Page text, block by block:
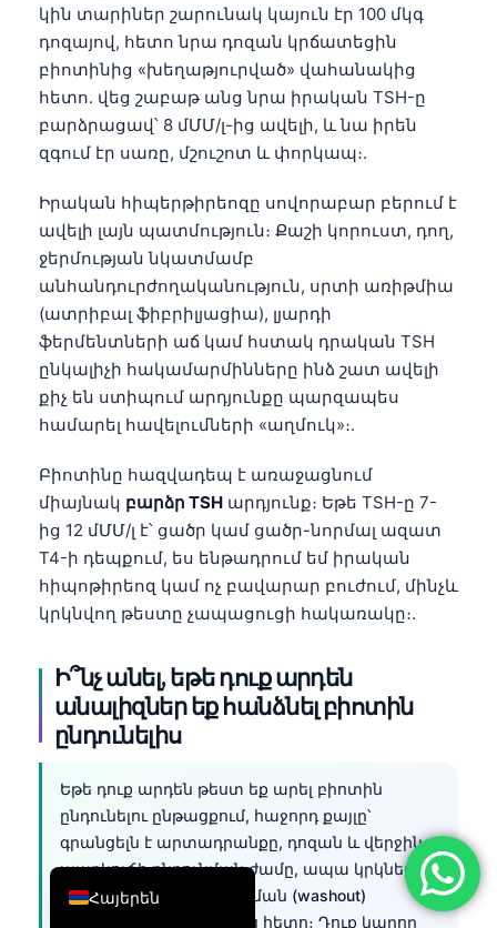
կին տարիներ շարունակ կայուն էր 100 մկգ
դոզայով, հետո նրա դոզան կրճատեցին
բիոտինից «խեղաթյուրված» վահանակից
հետո․ վեց շաբաթ անց նրա իրական TSH-ը
բարձրացավ՝ 8 մՄՄ/լ-ից ավելի, և նա իրեն
զգում էր սառը, մշուշոտ և փորկապ։.
Իրական հիպերթիրեոզը սովորաբար բերում է
ավելի լայն պատմություն։ Քաշի կորուստ, դող,
ջերմության նկատմամբ
անհանդուրժողականություն, սրտի առիթմիա
(ատրիբալ ֆիբրիլյացիա), լյարդի
ֆերմենտների աճ կամ հստակ դրական TSH
ընկալիչի հակամարմինները ինձ շատ ավելի
քիչ են ստիպում արդյունքը պարզապես
համարել հավելումների «աղմուկ»։.
Բիոտինը հազվադեպ է առաջացնում
միայնակ բարձր TSH արդյունք։ Եթե TSH-ը 7-
ից 12 մՄՄ/լ է՝ ցածր կամ ցածր-նորմալ ազատ
T4-ի դեպքում, ես ենթադրում եմ իրական
հիպոթիրեոզ կամ ոչ բավարար բուժում, մինչև
կրկնվող թեստը չապացուցի հակառակը։.
Ի՞նչ անել, եթե դուք արդեն
անալիզներ եք հանձնել բիոտին
ընդունելիս
Եթե դուք արդեն թեստ եք արել բիոտին
ընդունելու ընթացքում, հաջորդ քայլը՝
գրանցելն է արտադրանքը, դոզան և վերջին
պարկուճի ընդունման ժամը, ապա կրկնել
վահանակը՝ ճիշտ լվացման (washout)
ժամանակահատվածից հետո։ Դուք կարող
Հայերեն
English
Deutsch
العربية
Français
עִבְרִית
Italiano
Português
Ελληνικά
Türkçe
Română
فارسی
Български
Dansk
Nederlands
हिन्दी
Bahasa Indonesia
Íslenska
Српски језик
Svenska
Bosanski
Azərbaycan dili
Eesti